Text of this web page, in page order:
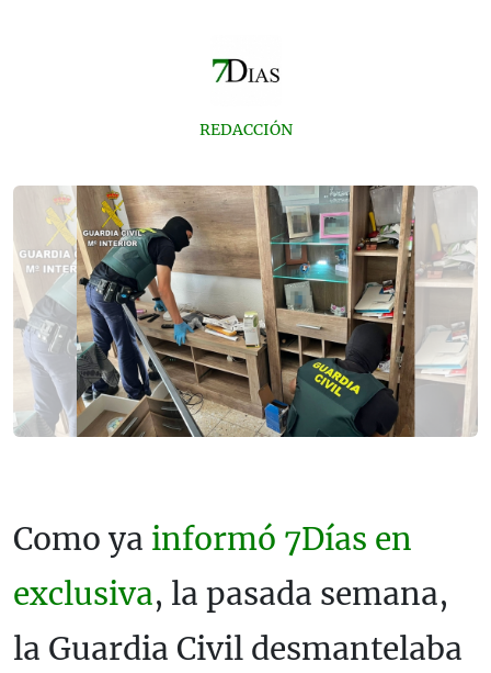
REDACCIÓN
Como ya informó 7Días en
exclusiva, la pasada semana,
la Guardia Civil desmantelaba